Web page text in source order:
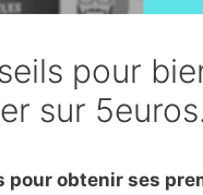
pour
sur
pour obtenir ses